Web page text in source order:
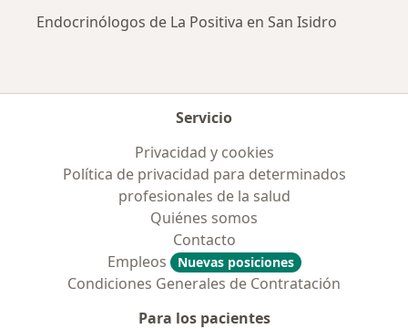
Endocrinólogos de La Positiva en San Isidro
Servicio
Privacidad y cookies
Política de privacidad para determinados
profesionales de la salud
Quiénes somos
Contacto
Empleos
Nuevas posiciones
Condiciones Generales de Contratación
Para los pacientes